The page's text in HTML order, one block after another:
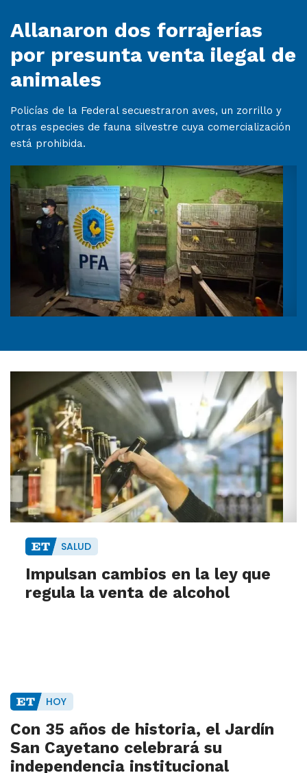
Allanaron dos forrajerías
por presunta venta ilegal de
animales
Policías de la Federal secuestraron aves, un zorrillo y
otras especies de fauna silvestre cuya comercialización
está prohibida.
SALUD
Impulsan cambios en la ley que
regula la venta de alcohol
HOY
Con 35 años de historia, el Jardín
San Cayetano celebrará su
independencia institucional